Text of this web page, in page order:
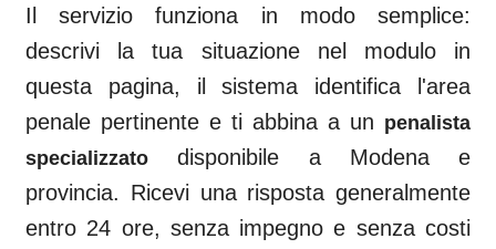
Il servizio funziona in modo semplice:
descrivi la tua situazione nel modulo in
questa pagina, il sistema identifica l'area
penale pertinente e ti abbina a un penalista
specializzato disponibile a Modenae
provincia. Ricevi una risposta generalmente
entro 24 ore, senza impegno e senza costi